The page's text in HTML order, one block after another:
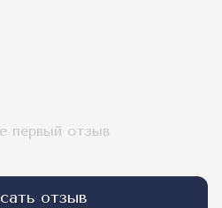
первый отзыв
отзыв